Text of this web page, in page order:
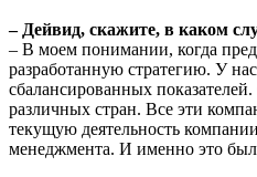
– Дейвид, скажите, в каком
– В моем понимании, когда
разработанную стратегию. У
сбалансированных
различных стран. Все эти
текущую деятельность
менеджмента. И именно это